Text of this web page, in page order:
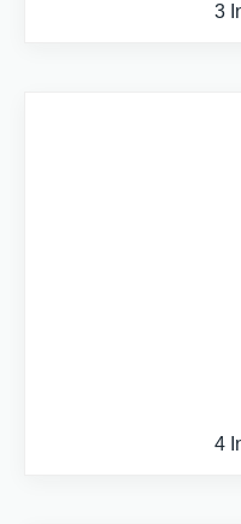
3
4